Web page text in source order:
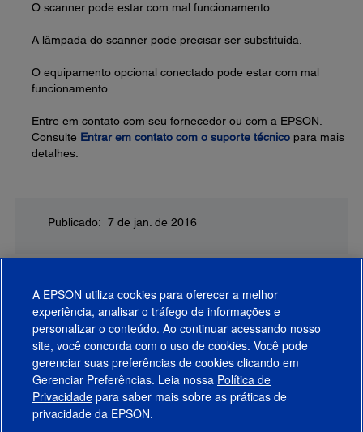
O scanner pode estar com mal funcionamento.
A lâmpada do scanner pode precisar ser substituída.
O equipamento opcional conectado pode estar com mal
funcionamento.
Entre em contato com seu fornecedor ou com a EPSON.
Consulte Entrar em contato com o suporte técnico para mais
detalhes.
Publicado: 7 de jan. de 2016
Produtos
Suporte
A EPSON utiliza cookies para oferecer a melhor
experiência, analisar o tráfego de informações e
personalizar o conteúdo. Ao continuar acessando nosso
site, você concorda com o uso de cookies. Você pode
gerenciar suas preferências de cookies clicando em
Gerenciar Preferências. Leia nossa Política de
Privacidade para saber mais sobre as práticas de
privacidade da EPSON.